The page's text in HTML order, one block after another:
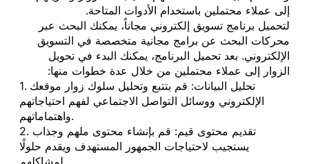
إلى عملاء محتملين باستخدام الأدوات المتاحة.
لتحميل برنامج تسويق إلكتروني مجاناً، يمكنك البحث عبر
محركات البحث عن برامج مجانية متخصصة في التسويق
الإلكتروني. بعد تحميل البرنامج، يمكنك البدء في تحويل
الزوار إلى عملاء محتملين من خلال عدة خطوات منها:
1. تحليل البيانات: قم بتتبع وتحليل سلوك زوار موقعك
الإلكتروني ووسائل التواصل الاجتماعي لفهم احتياجاتهم
واهتماماتهم.
2. تقديم محتوى قيم: قم بإنشاء محتوى ملهم وجذاب
يستجيب لاحتياجات الجمهور المستهدف ويقدم حلولًا
لمشاكلهم.